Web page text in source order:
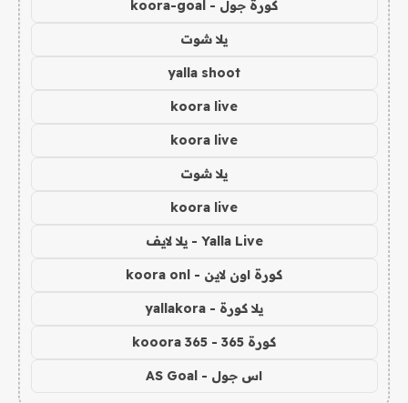
كورة جول - koora-goal
يلا شوت
yalla shoot
koora live
koora live
يلا شوت
koora live
Yalla Live - يلا لايف
كورة اون لاين - koora onl
يلا كورة - yallakora
كورة 365 - kooora 365
اس جول - AS Goal